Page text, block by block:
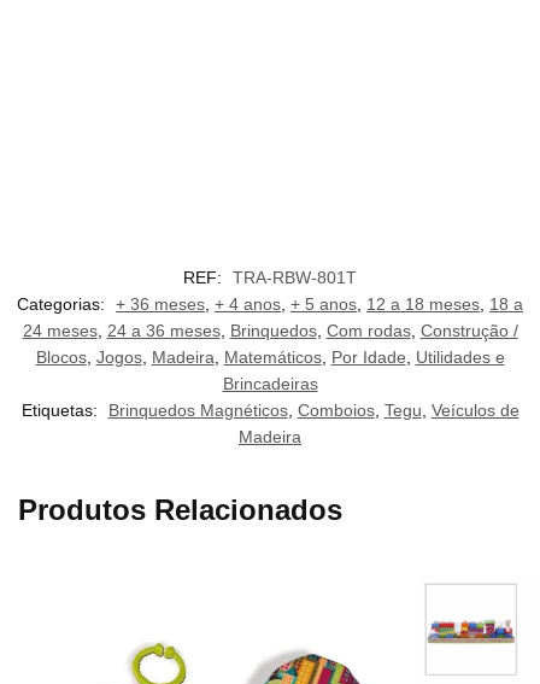
REF:
TRA-RBW-801T
Categorias:
+ 36 meses + 4 anos + 5 anos 12 a 18 meses 18 a
24 meses, 24 a 36 meses, Brinquedos, Com rodas, Construção /
Blocos, Jogos, Madeira Matemáticos, Por Idade
Utilidades e
Brincadeiras
Etiquetas:
Brinquedos Magnéticos, Comboios, Tegu Veículos de
Madeira
Produtos Relacionados